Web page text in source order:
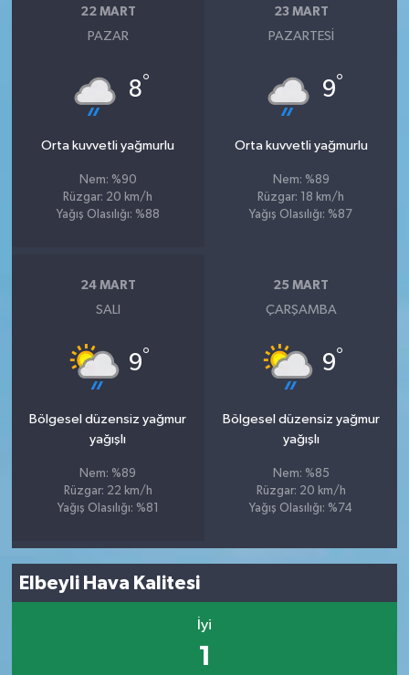
22 MART
PAZAR
8°
Orta kuvvetli yağmurlu
Nem: %90
Rüzgar: 20 km/h
Yağış Olasılığı: %88
23 MART
PAZARTESI
9°
Orta kuvvetli yağmurlu
Nem: %89
Rüzgar: 18 km/h
Yağış Olasılığı: %87
24 MART
SALI
9°
Bölgesel düzensiz yağmur
yağışlı
Nem: %89
Rüzgar: 22 km/h
Yağış Olasılığı: %81
25 MART
ÇARŞAMBA
9°
Bölgesel düzensiz yağmur
yağışlı
Nem: %85
Rüzgar: 20 km/h
Yağış Olasılığı: %74
Elbeyli Hava Kalitesi
İyi
1